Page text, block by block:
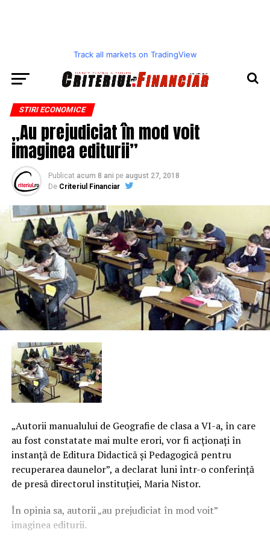
Track all markets on TradingView
STIRI ECONOMICE
„Au prejudiciat în mod voit
imaginea editurii”
Publicat acum 8 ani pe august 27, 2018
De Criteriul Financiar
„Autorii manualului de Geografie de clasa a VI-a, în care
au fost constatate mai multe erori, vor fi acţionaţi în
instanţă de Editura Didactică şi Pedagogică pentru
recuperarea daunelor”, a declarat luni într-o conferinţă
de presă directorul instituţiei, Maria Nistor.
În opinia sa, autorii „au prejudiciat în mod voit”
imaginea editurii.